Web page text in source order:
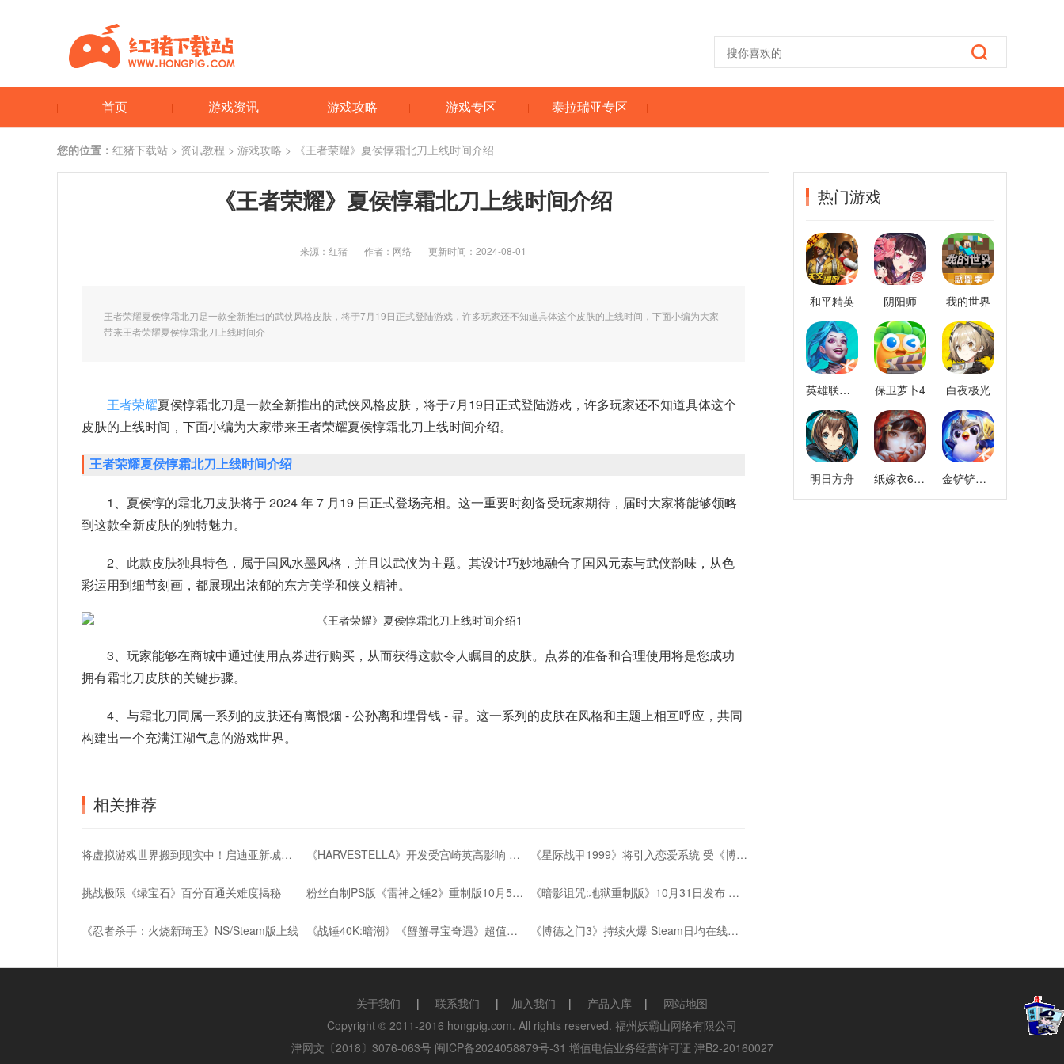
首页 游戏资讯 游戏攻略 游戏专区 泰拉瑞亚专区
您的位置： 红猪下载站 > 资讯教程 > 游戏攻略 > 《王者荣耀》夏侯惇霜北刀上线时间介绍
《王者荣耀》夏侯惇霜北刀上线时间介绍
来源：红猪 作者：网络 更新时间：2024-08-01
王者荣耀夏侯惇霜北刀是一款全新推出的武侠风格皮肤，将于7月19日正式登陆游戏，许多玩家还不知道具体这个皮肤的上线时间，下面小编为大家
带来王者荣耀夏侯惇霜北刀上线时间介
王者荣耀夏侯惇霜北刀是一款全新推出的武侠风格皮肤，将于7月19日正式登陆游戏，许多玩家还不知道具体这个
皮肤的上线时间，下面小编为大家带来王者荣耀夏侯惇霜北刀上线时间介绍。
王者荣耀夏侯惇霜北刀上线时间介绍
1、夏侯惇的霜北刀皮肤将于 2024 年 7 月19 日正式登场亮相。这一重要时刻备受玩家期待，届时大家将能够领略
到这款全新皮肤的独特魅力。
2、此款皮肤独具特色，属于国风水墨风格，并且以武侠为主题。其设计巧妙地融合了国风元素与武侠韵味，从色
彩运用到细节刻画，都展现出浓郁的东方美学和侠义精神。
3、玩家能够在商城中通过使用点券进行购买，从而获得这款令人瞩目的皮肤。点券的准备和合理使用将是您成功
拥有霜北刀皮肤的关键步骤。
4、与霜北刀同属一系列的皮肤还有离恨烟 - 公孙离和埋骨钱 - 暃。这一系列的皮肤在风格和主题上相互呼应，共同
构建出一个充满江湖气息的游戏世界。
相关推荐
将虚拟游戏世界搬到现实中！启迪亚新城：沙特巨资打造全球顶级游戏娱乐圣地 《HARVESTELLA》开发受宫崎英高影响 风格独特 《星际战甲1999》将引入恋爱系统 受《博3》启发
挑战极限《绿宝石》百分百通关难度揭秘 粉丝自制PS版《雷神之锤2》重制版10月5日发布 《暗影诅咒:地狱重制版》10月31日发布 新服装亮相
《忍者杀手：火烧新琦玉》NS/Steam版上线 《战锤40K:暗潮》《蟹蟹寻宝奇遇》超值特惠来袭 《博德之门3》持续火爆 Steam日均在线超10万
热门游戏
和平精英 阴阳师 我的世界
英雄联盟手游 保卫萝卜4 白夜极光
明日方舟 纸嫁衣6千秋魇 金铲铲之战
关于我们 | 联系我们 | 加入我们 | 产品入库 |
网站地图
Copyright © 2011-2016 hongpig.com. All rights reserved. 福州妖霸山网络有限公司
津网文〔2018〕3076-063号 闽ICP备2024058879号-31 增值电信业务经营许可证 津B2-20160027